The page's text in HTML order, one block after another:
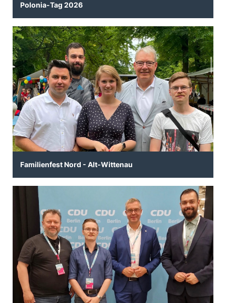
Polonia-Tag 2026
Familienfest Nord - Alt-Wittenau